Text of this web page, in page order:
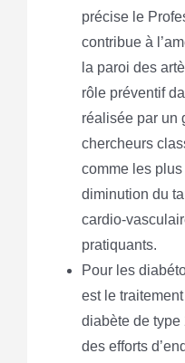
précise le
contribue à
la paroi des
rôle préventif
réalisée par un
chercheurs
comme les
diminution du
cardio-
pratiquants.
Pour les
est le
diabète de
des efforts